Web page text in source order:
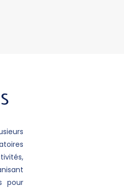
pour